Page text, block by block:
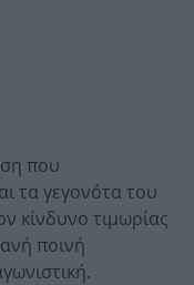
που
τα γεγονότα του
κίνδυνο τιμωρίας
ποινή